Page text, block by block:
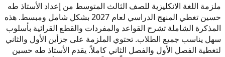
ملزمة اللغة الانكليزية للصف الثالث المتوسط من إعداد الأستاذ طه
حسين تغطي المنهج الدراسي لعام 2027 بشكل شامل ومبسط. هذه
المذكرة الشاملة تشرح القواعد والمفردات والقطع القرائية بأسلوب
سهل يناسب جميع الطلاب. تحتوي الملزمة على جزأين الأول والثاني
لتغطية الفصل الأول والفصل الثاني كاملاً. يقدم الأستاذ طه حسين